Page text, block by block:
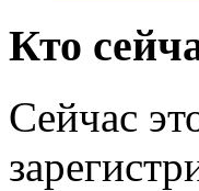
Кто
Сейчас